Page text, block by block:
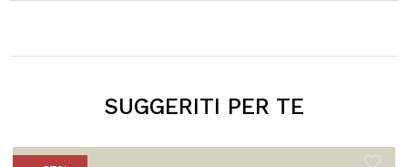
SUGGERITI PER TE